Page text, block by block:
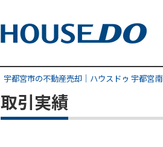
宇都宮市の不動産売却｜ハウスドゥ 宇都宮南
取引実績